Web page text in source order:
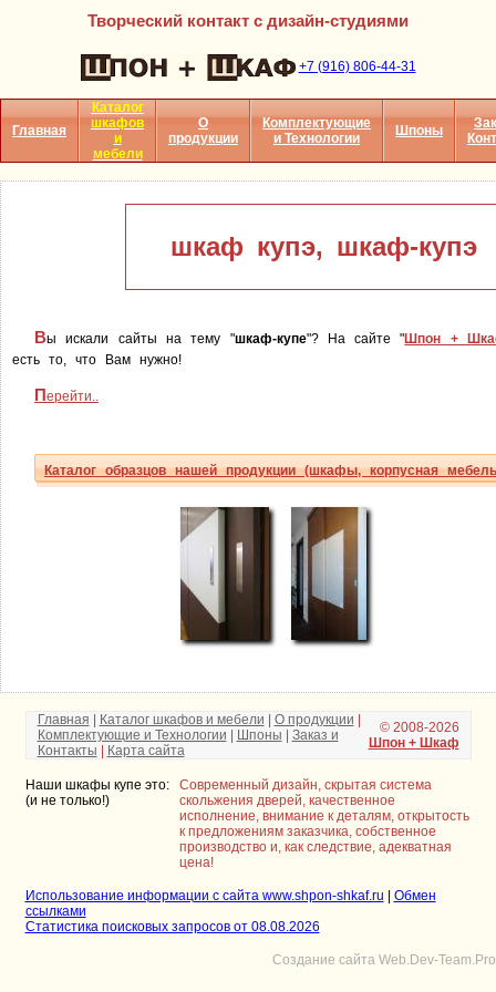
Творческий контакт с дизайн-студиями
+7 (916) 806-44-31
Главная
Каталог
шкафов
и
мебели
О
продукции
Комплектующие
и Технологии
Шпоны
шкаф купэ, шкаф-купэ
Вы искали сайты на тему "шкаф-купе"? На сайте "Шпон +
есть то, что Вам нужно!
Перейти..
Каталог образцов нашей продукции (шкафы, корпусная
Главная | Каталог шкафов и мебели | О продукции |
Комплектующие и Технологии | Шпоны | Заказ и
Контакты | Карта сайта
© 2008-2026
Шпон + Шкаф
Наши шкафы купе это:
(и не только!)
Современный дизайн, скрытая система
скольжения дверей, качественное
исполнение, внимание к деталям, открытость
к предложениям заказчика, собственное
производство и, как следствие, адекватная
цена!
Использование информации с сайта www.shpon-shkaf.ru | Обмен
ссылками
Статистика поисковых запросов от 08.08.2026
Создание сайта Web.Dev-Team.Pro